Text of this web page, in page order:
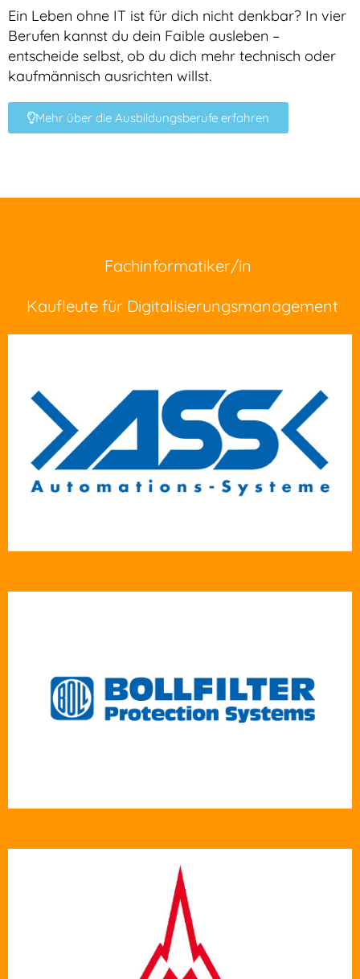
Ein Leben ohne IT ist für dich nicht denkbar? In vier
Berufen kannst du dein Faible ausleben –
entscheide selbst, ob du dich mehr technisch oder
kaufmännisch ausrichten willst.
Mehr über die Ausbildungsberufe erfahren
Fachinformatiker/in
Kaufleute für Digitalisierungsmanagement